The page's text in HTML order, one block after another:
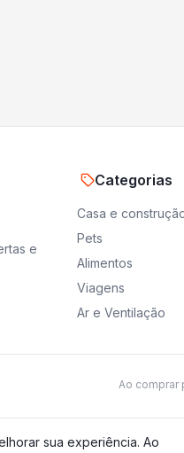
e
Categorias
Casa e
Pets
Alimentos
Viagens
Ar e Ventilação
Ao comprar
sua experiência. Ao